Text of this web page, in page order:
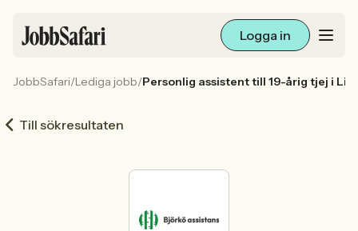
Logga in
Arbetsliv och karriär
För arbetsgivare
JobbSafari/Lediga jobb/Personlig assistent till 19-årig tjej i
Till sökresultaten